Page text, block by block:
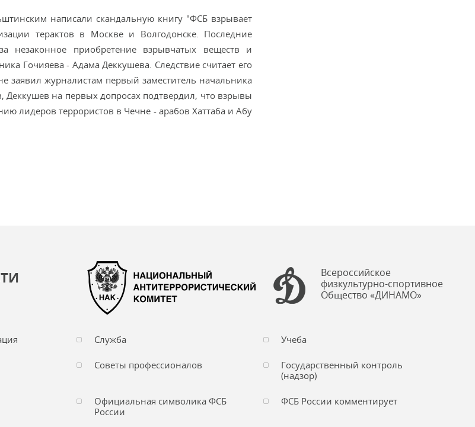
написали скандальную книгу "ФСБ взрывает
терактов в Москве и Волгодонске. Последние
незаконное приобретение взрывчатых веществ и
Гочияева - Адама Деккушева. Следствие считает его
заявил журналистам первый заместитель начальника
на первых допросах подтвердил, что взрывы
лидеров террористов в Чечне - арабов Хаттаба и Абу
Всероссийское
физкультурно-спортивное
Общество «ДИНАМО»
Служба Учеба
Советы профессионалов
Государственный контроль
(надзор)
Официальная символика ФСБ
России
ФСБ России комментирует